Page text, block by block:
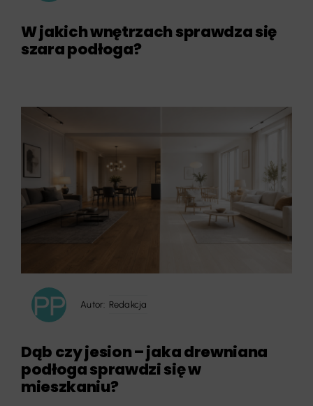
W jakich wnętrzach sprawdza się
szara podłoga?
Autor: Redakcja
Dąb czy jesion – jaka drewniana
podłoga sprawdzi się w
mieszkaniu?